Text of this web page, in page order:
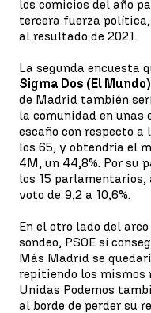
los comicios del año
tercera fuerza política,
al resultado de 2021.
La segunda encuesta
Sigma Dos (El
de Madrid también
la comunidad en unas
escaño con respecto
los 65, y obtendría el
4M, un 44,8%. Por su
los 15 parlamentarios,
voto de 9,2 a 10,6%.
En el otro lado del
sondeo, PSOE sí
Más Madrid se
repitiendo los mismos
Unidas Podemos
al borde de perder su